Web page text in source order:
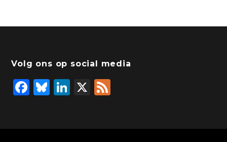
Volg ons op social media
F
Bl
Li
X